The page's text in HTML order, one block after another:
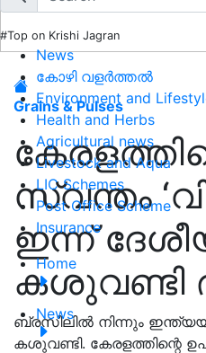
#Top on Krishi Jagran
News
കോഴി വളർത്തൽ
Environment and
Health and Herbs
Agricultural news
Livestock and Aqua
LIC Schemes
Post Office Scheme
Insurance
Home
News
Grains & Pulses
സ്വന്തം
ഇന്ന്
കശുവണ്ടി
ബ്രസീലിൽ നിന്നും
കശുവണ്ടി. കേരളത്തിന്റെ